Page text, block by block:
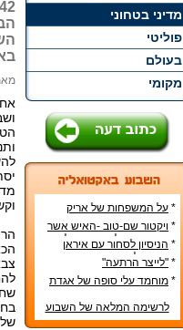
מדיני בטחוני
פוליטי
בעולם
מקומי
* על המשפחות של אריק
איינשטיין ואורי זוהר
* ויקטור שם-טוב -האיש אשר
עיצב את מפלגת השמאל
מפ"ם
* הניסיון לסחור עם איראן
בדרכים לא-כשרות
* "לייצר הרתעה"
* מוחמד עלי סופה של אגדת
לרשימה המלאה של השבוע